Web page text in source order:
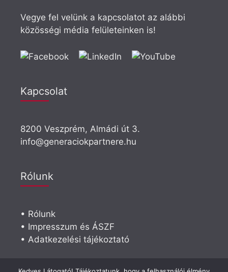
Vegye fel velünk a kapcsolatot az alábbi
közösségi média felületeinken is!
Kapcsolat
8200 Veszprém, Almádi út 3.
info@generaciokpartnere.hu
Rólunk
• Rólunk
• Impresszum és ÁSZF
• Adatkezelési tájékoztató